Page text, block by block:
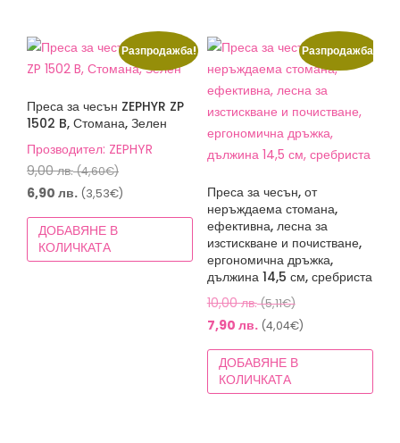
Разпродажба!
Преса за чесън ZEPHYR ZP
1502 B, Стомана, Зелен
Прозводител: ZEPHYR
9,00лв.(4,60€)Original
price
was:
6,90 лв. (3,53€)
цена
6,90 лв.
ДОБАВЯНЕ В
КОЛИЧКАТА
Разпродажба!
Преса за чесън, от
неръждаема стомана,
ефективна, лесна за
изстискване и почистване,
ергономична дръжка,
дължина 14,5 см, сребриста
10,00лв.(5,11€)Original
price
was:
10,00 лв.
7,90 лв.(4,04€)Текущата
цена
7,90 лв.
ДОБАВЯНЕ В
КОЛИЧКАТА